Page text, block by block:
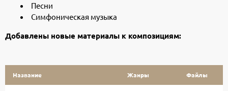
Песни
Симфоническая музыка
Добавлены новые материалы к композициям:
Название Жанры Файлы